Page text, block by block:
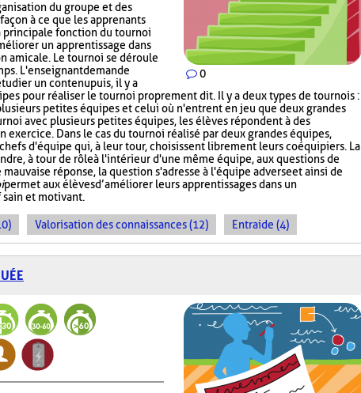
0
du groupe et des
à ce que les apprenants
fonction du tournoi
un apprentissage dans
amicale. Le tournoi se déroule
L'enseignant demande
un contenu puis, il y a
pour réaliser le tournoi proprement dit. Il y a deux types de tournois :
petites équipes et celui où n'entrent en jeu que deux grandes
avec plusieurs petites équipes, les élèves répondent à des
exercice. Dans le cas du tournoi réalisé par deux grandes équipes,
d'équipe qui, à leur tour, choisissent librement leurs coéquipiers. La
à tour de rôle à l'intérieur d'une même équipe, aux questions de
réponse, la question s'adresse à l'équipe adverse et ainsi de
permet aux élèves d’améliorer leurs apprentissages dans un
et motivant.
Valorisation des connaissances (12) Entraide (4)